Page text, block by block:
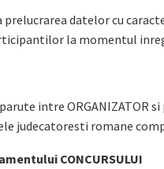
datelor cu
la momentul
intre ORGANIZATOR
judecatoresti romane
CONCURSULUI